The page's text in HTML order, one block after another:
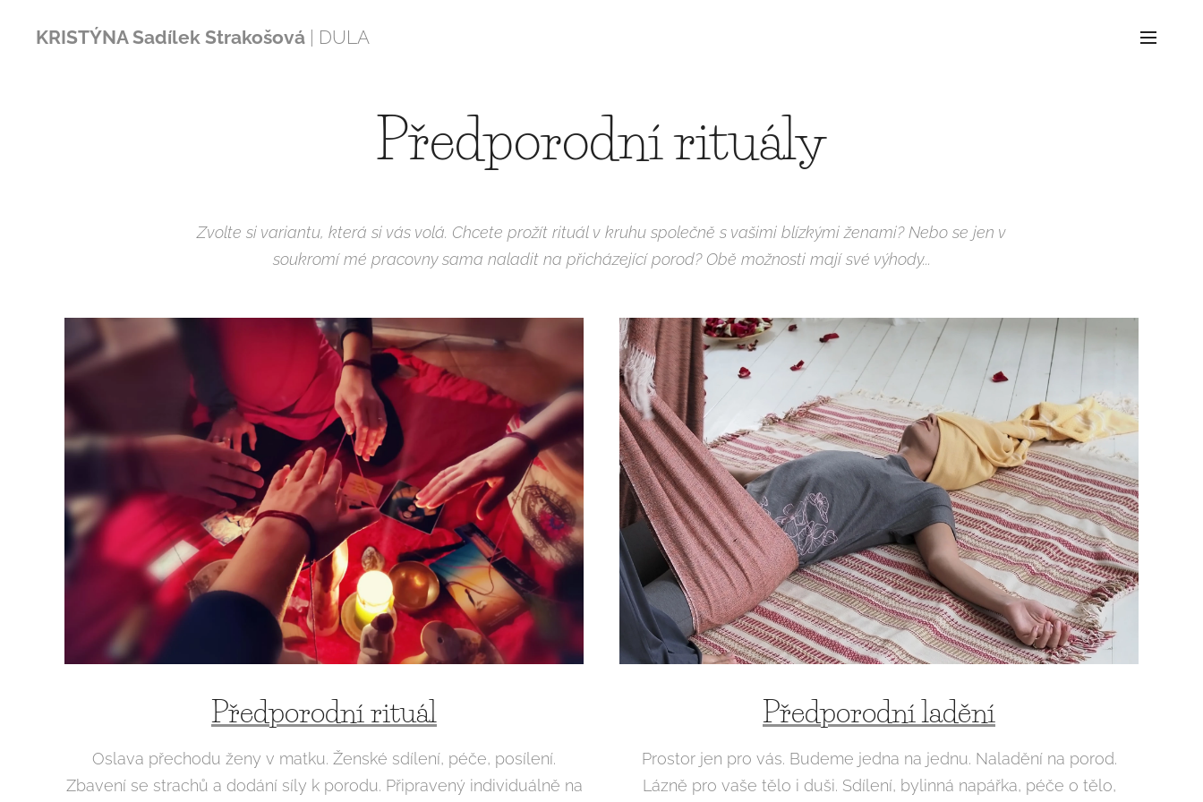
KRISTÝNA Sadílek Strakošová | DULA
Předporodnírituály
Zvolte si variantu, která si vás volá. Chcete prožít rituál v kruhu společně s vašimi blízkými ženami? Nebo se jen v
soukromí mé pracovny sama naladit na přicházející porod? Obě možnosti mají své výhody...
Předporodní rituál
Oslava přechodu ženy v matku. Ženské sdílení, péče, posílení.
Zbavení se strachů a dodání síly k porodu. Připravený individuálně na
Předporodní ladění
Prostor jen pro vás. Budeme jedna na jednu. Naladění na porod.
Lázně pro vaše tělo i duši. Sdílení, bylinná napářka, péče o tělo,